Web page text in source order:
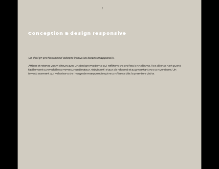
1
Conception & design responsive
Un design professionnel adapté à tous les écrans et appareils.
Attirez et retenez vos visiteurs avec un design moderne qui reflète votre professionnalisme. Vos clients naviguent
facilement sur mobile comme sur ordinateur, réduisant le taux de rebond et augmentant vos conversions. Un
investissement qui valorise votre image de marque et inspire confiance dès la première visite.